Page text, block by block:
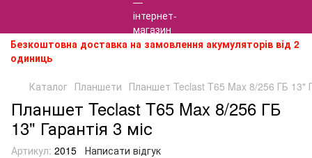
Безкоштовна доставка на замовлення акумуляторів від 2
одиниць
Каталог Планшети Планшет Teclast T65 Max 8/256 ГБ 13"
Планшет Teclast T65 Max 8/256 ГБ
13" Гарантія 3 міс
Артикул: 2015 Написати відгук